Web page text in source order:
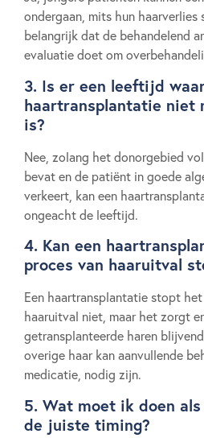
ondergaan, mits hun haarverlies
belangrijk dat de behandelend
evaluatie doet om
3. Is er een leeftijd
haartransplantatie niet
is?
Nee, zolang het donorgebied
bevat en de patiënt in goede
verkeert, kan een
ongeacht de leeftijd.
4. Kan een
proces van haaruitval
Een haartransplantatie stopt
haaruitval niet, maar het zorgt
getransplanteerde haren
overige haar kan aanvullende
medicatie, nodig zijn.
5. Wat moet ik doen
de juiste timing?